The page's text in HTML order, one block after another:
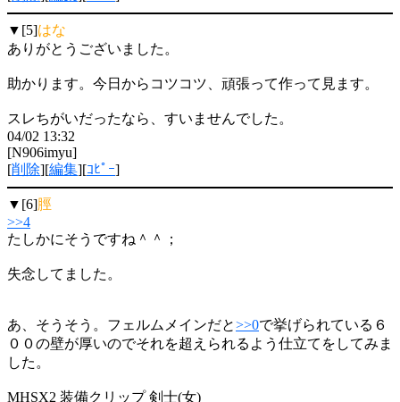
▼[5]はな
ありがとうございました。
助かります。今日からコツコツ、頑張って作って見ます。
スレちがいだったなら、すいませんでした。
04/02 13:32
[N906imyu]
[削除][編集][ｺﾋﾟｰ]
▼[6]脛
>>4
たしかにそうですね＾＾；
失念してました。
あ、そうそう。フェルムメインだと>>0で挙げられている６
００の壁が厚いのでそれを超えられるよう仕立てをしてみま
した。
MHSX2 装備クリップ 剣士(女)